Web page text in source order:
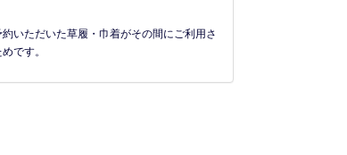
いただいた草履・巾着がその間にご利用さ
です。